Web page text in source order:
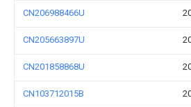
CN206988466U
CN205663897U
CN201858868U
CN103712015B